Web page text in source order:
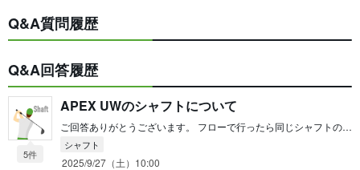
Q&A質問履歴
Q&A回答履歴
5件
APEX UWのシャフトについて
ご回答ありがとうございます。 フローで行ったら同じシャフトの7sでしょうか。 余計なお世話だと思いますが、20度以下のUTはなかなか難しいと思ってます。ミート率が高くないと弾が上がらない...。 僕も1、2代目使ってましたがコースだと24度のUTの方が飛距離が出たりするので🤔 でも主さんのヘッドスピードなら行けそうですよね！ ドライバーの次がミニドラで、その次ということであれば初代のUW(1番弾が強くて飛ぶ印象)の19度を購入してTRブルー7sにリシャフトもコストが抑えられるかもです。悩んで良いクラブ見つけてください！
シャフト
2025/9/27（土）10:00